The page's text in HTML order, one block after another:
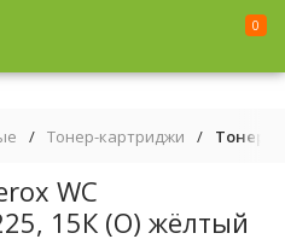
0
/ Тонер-картриджи / Тонер-
WC
15К (О) жёлтый